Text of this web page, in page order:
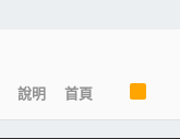
說明 首頁
S